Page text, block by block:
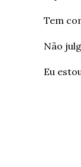
Tem
Não
Eu